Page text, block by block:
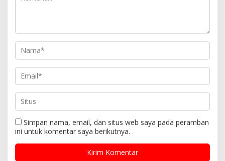
Simpan nama, email, dan situs web saya pada peramban
ini untuk komentar saya berikutnya.